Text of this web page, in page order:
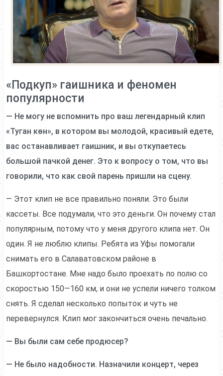
«Подкуп» гаишника и феномен
популярности
— Не могу не вспомнить про ваш легендарный клип
«Туган көн», в котором вы молодой, красивый едете,
вас останавливает гаишник, и вы откупаетесь
большой пачкой денег. Это к вопросу о том, что вы
говорили, что как свой парень пришли на сцену.
— Этот клип не все правильно поняли. Это были
кассеты. Все подумали, что это деньги. Он почему стал
популярным, потому что у меня другого клипа нет. Он
один. Я не люблю клипы. Ребята из Уфы помогали
снимать его в Салаватовском районе в
Башкортостане. Мне надо было проехать по полю со
скоростью 150—160 км, и они не успели ничего толком
снять. Я сделал несколько попыток и чуть не
перевернулся. Клип мог закончиться очень печально.
— Вы были сам себе продюсер?
— Не было надобности. Назначили концерт, через